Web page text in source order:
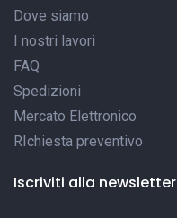
Dove siamo
I nostri lavori
FAQ
Spedizioni
Mercato Elettronico
RIchiesta preventivo
Iscriviti alla newsletter